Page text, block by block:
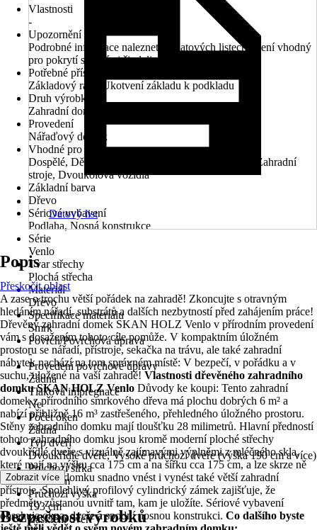
Vlastnosti
-
Upozornění
Podrobné informace naleznete v datových listech, Není vhodný
pro pokrytí střešními šindeli
Potřebné příslušenství
Základový rám, Ukotvení základu k podkladu
Druh výrobku
Zahradní domek
Provedení
Nářaďový domek
Vhodné pro
Dospělé, Děti, Zahradní nářadí, Zahradní nábytek, Zahradní
stroje, Dvoukolová vozidla
Základní barva
Dřevo
Sériové vybavení
Podlaha, Nosná konstrukce
Série
Venlo
Tvar střechy
Plochá střecha
Materiál
Dřevo
Specifikace materiálu
Smrk
Povrch/Povrchová úprava
-
Provedení povrchové úpravy
Žádná
Tlaková impregnace
Ne
Počet oken
Žádná
Typ dveří
Dvoukřídlé dveře, Vysoké průchozí dveře (výška 190 cm a více)
Průchozí šířka
123,4 cm
Průchozí výška
193 cm
Zasklení dveří
Datový list
Popis
Přeskočit oblast
A zase o trochu větší pořádek na zahradě! Zkoncujte s otravným
hledáním nářadí, substrátů a dalších nezbytností před zahájením práce!
Dřevěný zahradní domek SKAN HOLZ Venlo v přírodním provedení
vám s dosažením tohoto cíle pomůže. V kompaktním úložném
prostoru se nářadí, přístroje, sekačka na trávu, ale také zahradní
nábytek nachází na tom správném místě: V bezpečí, v pořádku a v
suchu, uložené na vaší zahradě! Vlastnosti dřevěného zahradního
domku SKAN HOLZ Venlo Důvody ke koupi: Tento zahradní
domek z přírodního smrkového dřeva má plochu dobrých 6 m² a
nabízí přibližně 16 m³ zastřešeného, přehledného úložného prostoru.
Stěny zahradního domku mají tloušťku 28 milimetrů. Hlavní předností
tohoto zahradního domku jsou kromě moderní ploché střechy
dvoukřídlé dveře s vizuálně zajímavými výplněmi z mléčného skla,
které mají na výšku cca 175 cm a na šířku cca 175 cm, a lze skrze ně
do domku a z domku snadno vnést i vynést také větší zahradní
přístroje. Spolehlivý profilový cylindrický zámek zajišťuje, že
předměty zůstanou uvnitř tam, kam je uložíte. Sériové vybavení
obsahuje okna, dveře a spodní nosnou konstrukci. Co dalšího byste
Zobrazit více
Bezpečnost výrobků